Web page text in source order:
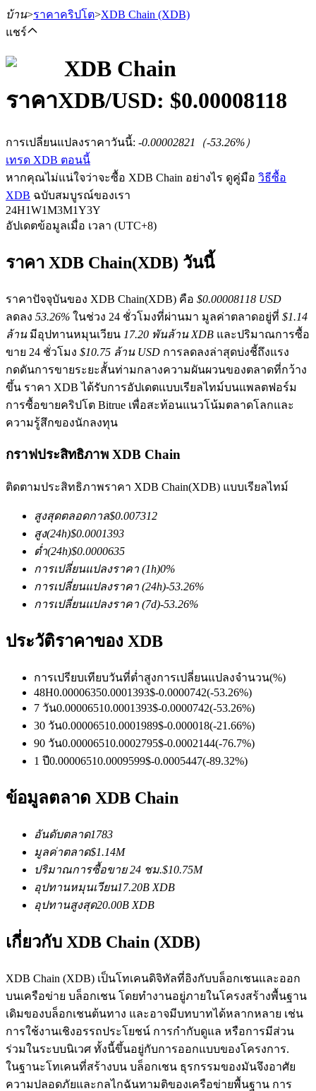
ฟิวเจอร์ส
ฟิวเจอร์ส USDT
ฟิวเจอร์ส COIN-M
ฟิวเจอร์สสกุลเงินดิจิทัล
TradFi
อนุพันธ์ของหุ้น ฟอเร็กซ์ โลหะมีค่า และสินค้าโภคภัณฑ์
ฟิวเจอร์ส USDC
ฟิวเจอร์สที่ใช้ USDC เป็นหลักประกัน
คัดลอกการซื้อขาย
เข้าร่วมกับเทรดเดอร์ชั้นนำ
เป็นเทรดเดอร์คัดลอก
เพลิดเพลินกับการแบ่งปันผลกำไรและค่าคอมมิชชั่นการคัด
บ้าน>ราคาคริปโต>XDB Chain (XDB)
แชร์
XDB Chain
ราคาXDB/USD: $0.00008118
การเปลี่ยนแปลงราคาวันนี้: -0.00002821 （-53.26%）
เทรด XDB ตอนนี้
หากคุณไม่แน่ใจว่าจะซื้อ XDB Chain อย่างไร ดูคู่มือ วิธีซื้อ
XDB ฉบับสมบูรณ์ของเรา
24H1W1M3M1Y3Y
อัปเดตข้อมูลเมื่อ เวลา (UTC+8)
ราคา XDB Chain(XDB) วันนี้
ราคาปัจจุบันของ XDB Chain(XDB) คือ $0.00008118 USD
ลดลง 53.26% ในช่วง 24 ชั่วโมงที่ผ่านมา มูลค่าตลาดอยู่ที่ $1.14
ล้าน มีอุปทานหมุนเวียน 17.20 พันล้าน XDB และปริมาณการซื้อ
ขาย 24 ชั่วโมง $10.75 ล้าน USD การลดลงล่าสุดบ่งชี้ถึงแรง
กดดันการขายระยะสั้นท่ามกลางความผันผวนของตลาดที่กว้าง
ขึ้น ราคา XDB ได้รับการอัปเดตแบบเรียลไทม์บนแพลตฟอร์ม
การซื้อขายคริปโต Bitrue เพื่อสะท้อนแนวโน้มตลาดโลกและ
ความรู้สึกของนักลงทุน
กราฟประสิทธิภาพ XDB Chain
ติดตามประสิทธิภาพราคา XDB Chain(XDB) แบบเรียลไทม์
สูงสุดตลอดกาล$0.007312
สูง(24h)$0.0001393
ต่ำ(24h)$0.0000635
การเปลี่ยนแปลงราคา (1h)0%
การเปลี่ยนแปลงราคา (24h)-53.26%
การเปลี่ยนแปลงราคา (7d)-53.26%
ประวัติราคาของ XDB
การเปรียบเทียบวันที่ต่ำสูงการเปลี่ยนแปลงจำนวน(%)
48H0.00006350.0001393$-0.0000742(-53.26%)
7 วัน0.00006510.0001393$-0.0000742(-53.26%)
30 วัน0.00006510.0001989$-0.000018(-21.66%)
90 วัน0.00006510.0002795$-0.0002144(-76.7%)
1 ปี0.00006510.0009599$-0.0005447(-89.32%)
ข้อมูลตลาด XDB Chain
อันดับตลาด1783
มูลค่าตลาด$1.14M
ปริมาณการซื้อขาย 24 ชม.$10.75M
อุปทานหมุนเวียน17.20B XDB
อุปทานสูงสุด20.00B XDB
เกี่ยวกับ XDB Chain (XDB)
XDB Chain (XDB) เป็นโทเคนดิจิทัลที่อิงกับบล็อกเชนและออก
บนเครือข่าย บล็อกเชน โดยทำงานอยู่ภายในโครงสร้างพื้นฐาน
เดิมของบล็อกเชนต้นทาง และอาจมีบทบาทได้หลากหลาย เช่น
การใช้งานเชิงอรรถประโยชน์ การกำกับดูแล หรือการมีส่วน
ร่วมในระบบนิเวศ ทั้งนี้ขึ้นอยู่กับการออกแบบของโครงการ.
ในฐานะโทเคนที่สร้างบน บล็อกเชน ธุรกรรมของมันจึงอาศัย
ความปลอดภัยและกลไกฉันทามติของเครือข่ายพื้นฐาน การ